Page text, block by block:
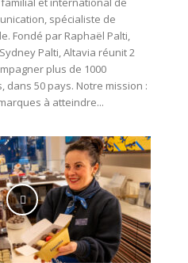
spécialiste de
Fondé par Raphaël Palti,
Palti, Altavia réunit 2
plus de 1000
dans 50 pays. Notre mission :
à atteindre...